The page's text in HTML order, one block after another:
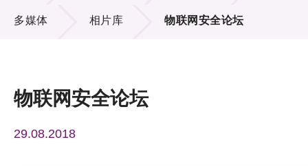
项目及资助计划
活动及消息
多媒体 相片库 物联网安全论坛
物联网安全论坛
29.08.2018